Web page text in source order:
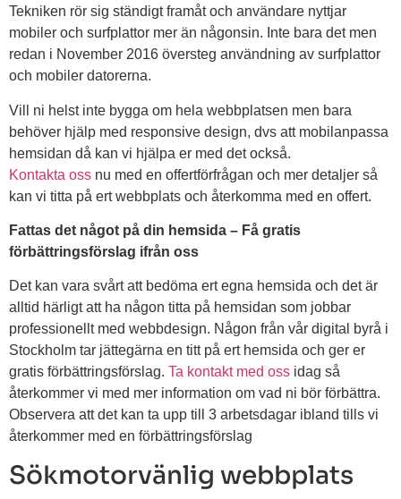
Tekniken rör sig ständigt framåt och användare nyttjar
mobiler och surfplattor mer än någonsin. Inte bara det men
redan i November 2016 översteg användning av surfplattor
och mobiler datorerna.
Vill ni helst inte bygga om hela webbplatsen men bara
behöver hjälp med responsive design, dvs att mobilanpassa
hemsidan då kan vi hjälpa er med det också.
Kontakta oss nu med en offertförfrågan och mer detaljer så
kan vi titta på ert webbplats och återkomma med en offert.
Fattas det något på din hemsida – Få gratis
förbättringsförslag ifrån oss
Det kan vara svårt att bedöma ert egna hemsida och det är
alltid härligt att ha någon titta på hemsidan som jobbar
professionellt med webbdesign. Någon från vår digital byrå i
Stockholm tar jättegärna en titt på ert hemsida och ger er
gratis förbättringsförslag. Ta kontakt med oss idag så
återkommer vi med mer information om vad ni bör förbättra.
Observera att det kan ta upp till 3 arbetsdagar ibland tills vi
återkommer med en förbättringsförslag
Sökmotorvänlig webbplats